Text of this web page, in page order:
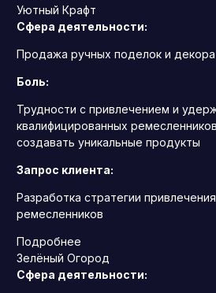
Уютный Крафт
Сфера деятельности:
Продажа ручных поделок и
Боль:
Трудности с привлечением и
квалифицированных
создавать уникальные продукты
Запрос клиента:
Разработка стратегии
ремесленников
Подробнее
Зелёный Огород
Сфера деятельности: